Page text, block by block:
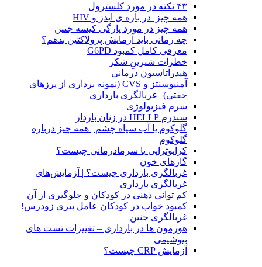
۴۳ نکته در مورد کلسترول
همه چیز در باره ی ایدز و HIV
همه چیز در مورد پارگی کیسه جنین
چه زمانی باید آزمایش پرولاکتین بدهم؟
معرفی کامل کمبود G6PD
خطرات شیرینِ شکر
هیدراتاسیون درمانی
آمنیوسنتز و CVS (نمونه برداری از پرزهای
جفتی) | غربالگری بارداری
سرم فیزیولوژی
سندرم HELLP در زنان باردار
گلوکوم یا آب سیاه چشم | همه چیز درباره
گلوکوم
کرایوتراپی یا سرمادرمانی چیست؟
گازهای خون
غربالگری بارداری چیست؟ | آزمایش‌های
غربالگری بارداری
کم توانی ذهنی در کودکان و جلوگیری از آن
کمبود خواب در کودکان عامل پیری زودرس!
غربالگری جنین
هورمون ها در بارداری – تغییرات تست های
بیوشیمی
آزمایش CRP چیست؟